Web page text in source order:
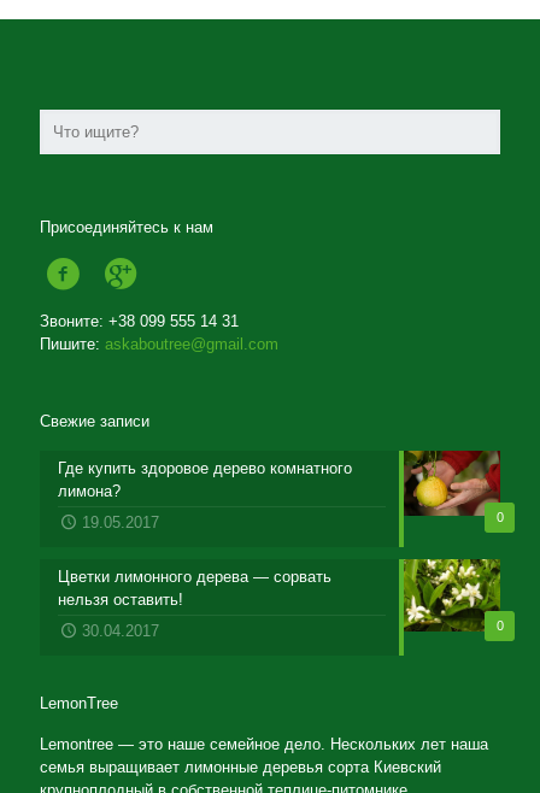
Присоединяйтесь к нам
Звоните: +38 099 555 14 31
Пишите: askaboutree@gmail.com
Свежие записи
0
Где купить здоровое дерево комнатного
лимона?
19.05.2017
0
Цветки лимонного дерева — сорвать
нельзя оставить!
30.04.2017
LemonTree
Lemontree — это наше семейное дело. Нескольких лет наша
семья выращивает лимонные деревья сорта Киевский